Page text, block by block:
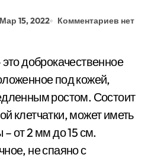
Мар 15, 2022 Комментариев нет
под кожей,
ростом. Состоит
клетчатки, может иметь
от 2 мм до 15 см.
не спаяно с